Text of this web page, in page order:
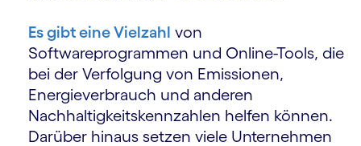
Es gibt eine Vielzahl von
Softwareprogrammen und Online-Tools, die
bei der Verfolgung von Emissionen,
Energieverbrauch und anderen
Nachhaltigkeitskennzahlen helfen können.
Darüber hinaus setzen viele Unternehmen